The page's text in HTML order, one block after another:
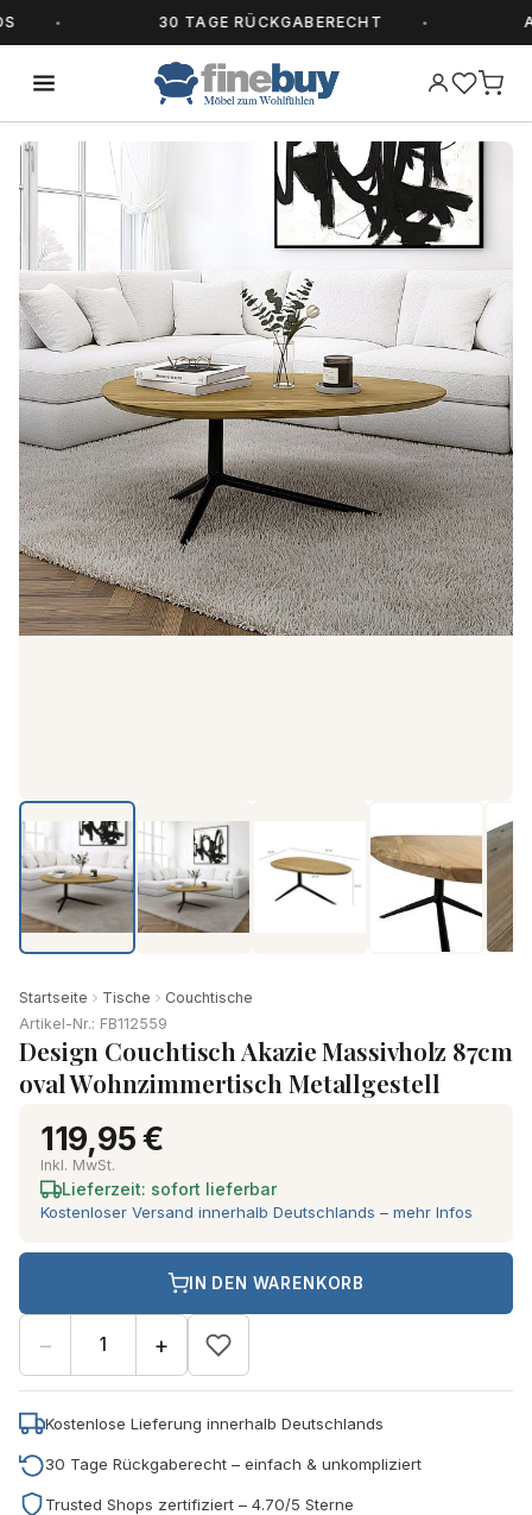
30 TAGE RÜCKGABERECHT
Startseite Tische
Couchtische
Artikel-Nr.: FB112559
Design Couchtisch Akazie Massivholz 87cm
oval Wohnzimmertisch Metallgestell
119,95 €
Inkl. MwSt.
Lieferzeit: sofort lieferbar
Kostenloser Versand innerhalb Deutschlands – mehr Infos
− +
IN DEN WARENKORB
Kostenlose Lieferung innerhalb Deutschlands
30 Tage Rückgaberecht – einfach & unkompliziert
Trusted Shops zertifiziert – 4.70/5 Sterne